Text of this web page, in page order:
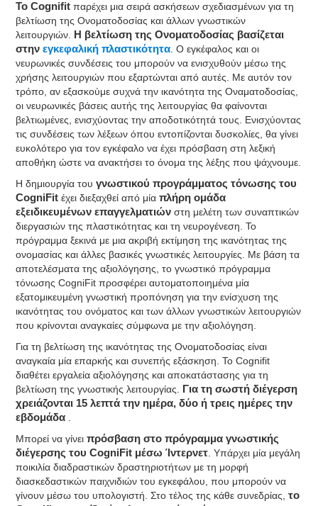
Το Cognifitπαρέχει μια σειρά ασκήσεων σχεδιασμένων για τη
βελτίωση της Ονοματοδοσίας και άλλων γνωστικών
λειτουργιών.
Η βελτίωση της Ονοματοδοσίας βασίζεται
στηνεγκεφαλική πλαστικότητα . Ο εγκέφαλος και οι
νευρωνικές συνδέσεις του μπορούν να ενισχυθούν μέσω της
χρήσης λειτουργιών που εξαρτώνται από αυτές. Με αυτόν τον
τρόπο, αν εξασκούμε συχνά την ικανότητα της Οναματοδοσίας,
οι νευρωνικές βάσεις αυτής της λειτουργίας θα φαίνονται
βελτιωμένες, ενισχύοντας την αποδοτικότητά τους. Ενισχύοντας
τις συνδέσεις των λέξεων όπου εντοπίζονται δυσκολίες, θα γίνει
ευκολότερο για τον εγκέφαλο να έχει πρόσβαση στη λεξική
αποθήκη ώστε να ανακτήσει το όνομα της λέξης που ψάχνουμε.
Η δημιουργία τουγνωστικού προγράμματος τόνωσης του
CogniFitέχει διεξαχθεί από μίαπλήρη ομάδα
εξειδικευμένων επαγγελματιώνστη μελέτη των συναπτικών
διεργασιών της πλαστικότητας και τη νευρογένεση. Το
πρόγραμμα ξεκινά με μια ακριβή εκτίμηση της ικανότητας της
ονομασίας και άλλες βασικές γνωστικές λειτουργίες. Με βάση τα
αποτελέσματα της αξιολόγησης, το γνωστικό πρόγραμμα
τόνωσης CogniFit προσφέρει αυτοματοποιημένα μία
εξατομικευμένη γνωστική προπόνηση για την ενίσχυση της
ικανότητας του ονόματος και των άλλων γνωστικών λειτουργιών
που κρίνονται αναγκαίες σύμφωνα με την αξιολόγηση.
Για τη βελτίωση της ικανότητας της Ονοματοδοσίας είναι
αναγκαία μία επαρκής και συνεπής εξάσκηση. Το Cognifit
διαθέτει εργαλεία αξιολόγησης και αποκατάστασης για τη
βελτίωση της γνωστικής λειτουργίας.
Για τη σωστή διέγερση
χρειάζονται 15 λεπτά την ημέρα, δύο ή τρεις ημέρες την
εβδομάδα
Μπορεί να γίνειπρόσβαση στο πρόγραμμα γνωστικής
διέγερσης του CogniFit μέσω Ίντερνετ . Υπάρχει μία μεγάλη
ποικιλία διαδραστικών δραστηριοτήτων με τη μορφή
διασκεδαστικών παιχνιδιών του εγκεφάλου, που μπορούν να
γίνουν μέσω του υπολογιστή. Στο τέλος της κάθε συνεδρίας,το